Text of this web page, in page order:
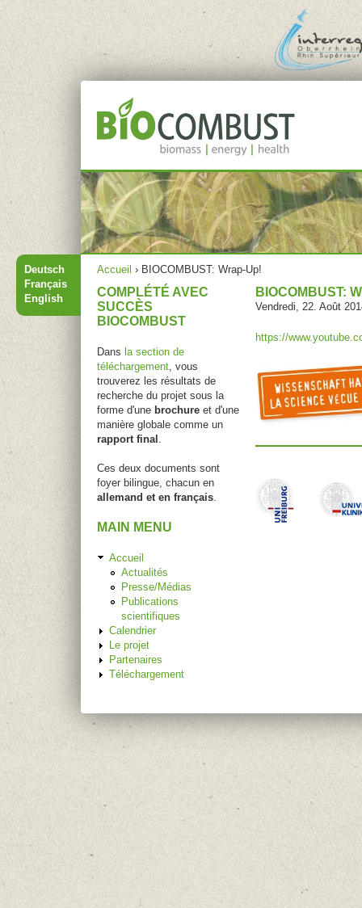
Jump to navigation
Vous êtes ici
Accueil › BIOCOMBUST: Wrap-Up!
BIOCOMBUST:
Vendredi, 22. Août
https://
COMPLÉTÉ AVEC
SUCCÈS
BIOCOMBUST
Dans la section de
téléchargement , vous
trouverez les résultats de
recherche du projet sous la
forme d'une brochure et d'une
manière globale comme un
rapport final
Ces deux documents sont
foyer bilingue, chacun en
allemand et en français
MAIN MENU
Accueil
Actualités
Presse/Médias
Publications
scientifiques
Calendrier
Le projet
Partenaires
Téléchargement
Deutsch
Français
English